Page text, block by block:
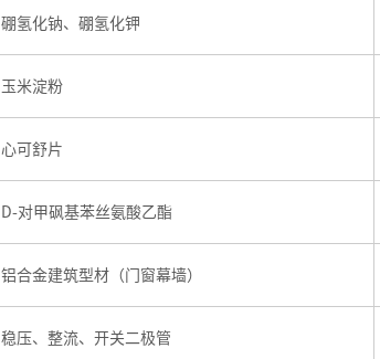
硼氢化钠、硼氢化钾
玉米淀粉
心可舒片
D-对甲砜基苯丝氨酸乙酯
铝合金建筑型材（门窗幕墙）
稳压、整流、开关二极管